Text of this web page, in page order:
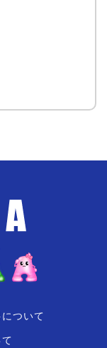
ついて